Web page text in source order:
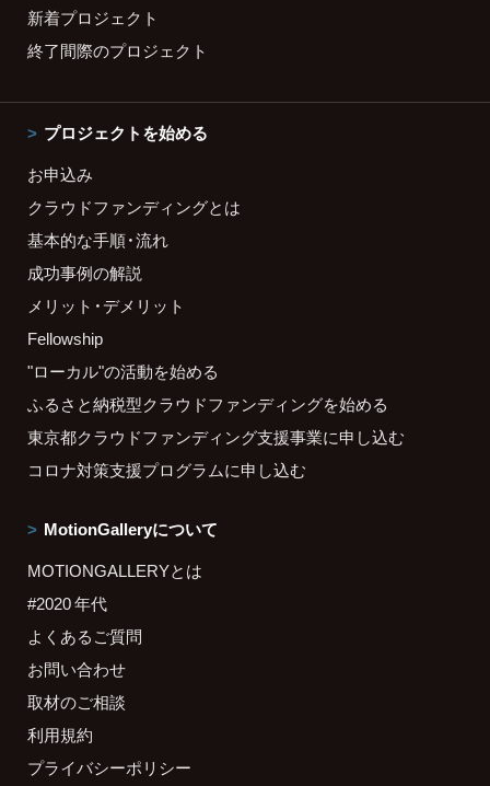
新着プロジェクト
終了間際のプロジェクト
プロジェクトを始める
お申込み
クラウドファンディングとは
基本的な手順・流れ
成功事例の解説
メリット・デメリット
Fellowship
"ローカル"の活動を始める
ふるさと納税型クラウドファンディングを始める
東京都クラウドファンディング支援事業に申し込む
コロナ対策支援プログラムに申し込む
MotionGalleryについて
MOTIONGALLERYとは
#2020 年代
よくあるご質問
お問い合わせ
取材のご相談
利用規約
プライバシーポリシー